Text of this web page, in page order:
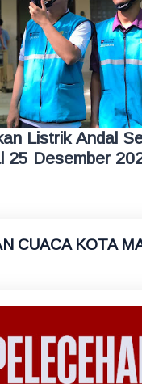
Listrik Andal
25 Desember
CUACA KOTA